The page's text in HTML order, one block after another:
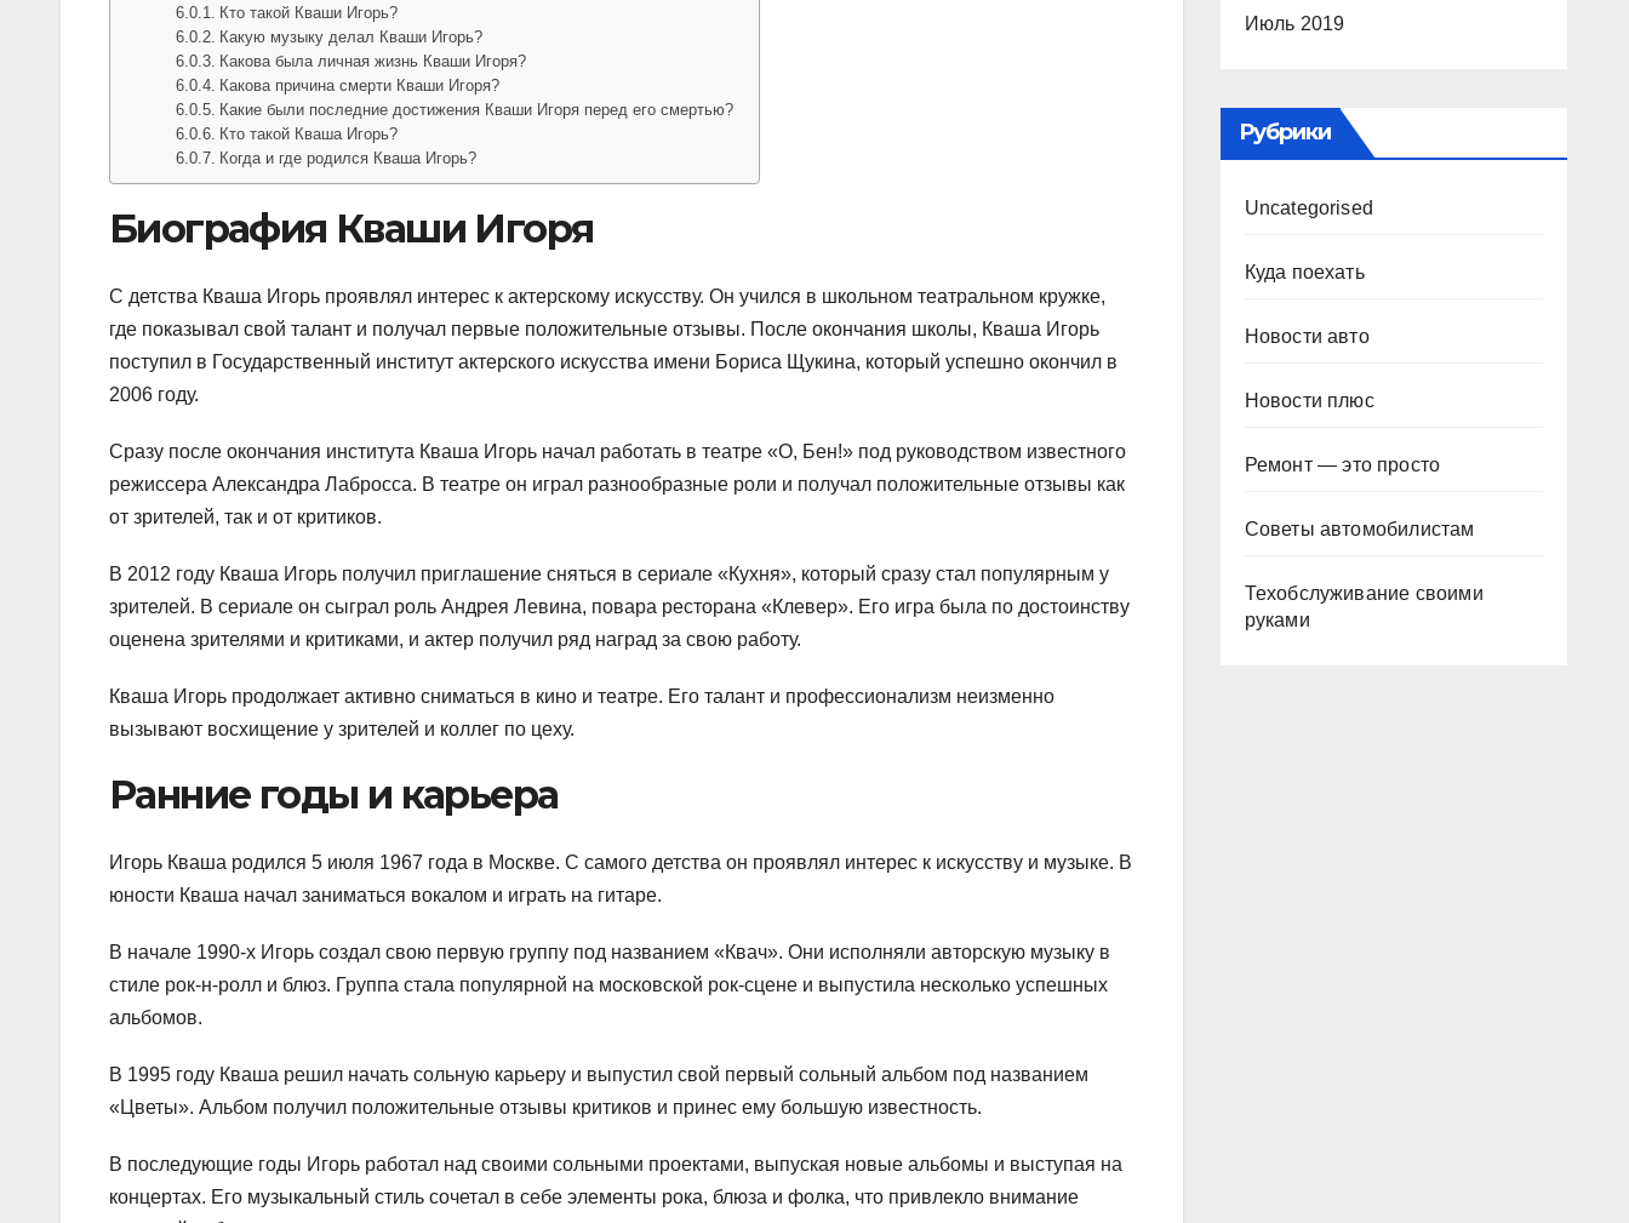
Кто такой Кваши Игорь?
Какую музыку делал Кваши Игорь?
Какова была личная жизнь Кваши Игоря?
Какова причина смерти Кваши Игоря?
Какие были последние достижения Кваши Игоря перед его смертью?
Кто такой Кваша Игорь?
Когда и где родился Кваша Игорь?
Биография Кваши Игоря
С детства Кваша Игорь проявлял интерес к актерскому искусству. Он учился в школьном театральном кружке,
где показывал свой талант и получал первые положительные отзывы. После окончания школы, Кваша Игорь
поступил в Государственный институт актерского искусства имени Бориса Щукина, который успешно окончил в
2006 году.
Сразу после окончания института Кваша Игорь начал работать в театре «О, Бен!» под руководством известного
режиссера Александра Лабросса. В театре он играл разнообразные роли и получал положительные отзывы как
от зрителей, так и от критиков.
В 2012 году Кваша Игорь получил приглашение сняться в сериале «Кухня», который сразу стал популярным у
зрителей. В сериале он сыграл роль Андрея Левина, повара ресторана «Клевер». Его игра была по достоинству
оценена зрителями и критиками, и актер получил ряд наград за свою работу.
Кваша Игорь продолжает активно сниматься в кино и театре. Его талант и профессионализм неизменно
вызывают восхищение у зрителей и коллег по цеху.
Ранние годы и карьера
Игорь Кваша родился 5 июля 1967 года в Москве. С самого детства он проявлял интерес к искусству и музыке. В
юности Кваша начал заниматься вокалом и играть на гитаре.
В начале 1990-х Игорь создал свою первую группу под названием «Квач». Они исполняли авторскую музыку в
стиле рок-н-ролл и блюз. Группа стала популярной на московской рок-сцене и выпустила несколько успешных
альбомов.
В 1995 году Кваша решил начать сольную карьеру и выпустил свой первый сольный альбом под названием
«Цветы». Альбом получил положительные отзывы критиков и принес ему большую известность.
В последующие годы Игорь работал над своими сольными проектами, выпуская новые альбомы и выступая на
концертах. Его музыкальный стиль сочетал в себе элементы рока, блюза и фолка, что привлекло внимание
Июль 2019
Рубрики
Uncategorised
Куда поехать
Новости авто
Новости плюс
Ремонт — это просто
Советы автомобилистам
Техобслуживание своими
руками